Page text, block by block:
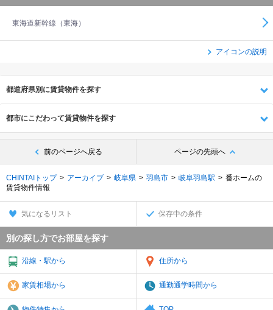
東海道新幹線（東海）
アイコンの説明
都道府県別に賃貸物件を探す
都市にこだわって賃貸物件を探す
前のページへ戻る ページの先頭へ
CHINTAIトップ アーカイブ 岐阜県 羽島市 岐阜羽島駅
番ホームの
賃貸物件情報
気になるリスト 保存中の条件
別の探し方でお部屋を探す
沿線・駅から 住所から
家賃相場から 通勤通学時間から